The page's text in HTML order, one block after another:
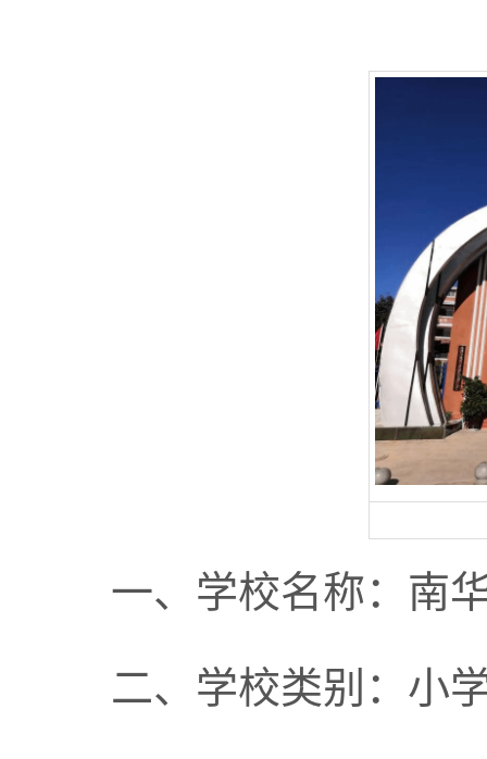
一、学校名称：南
二、学校类别：小